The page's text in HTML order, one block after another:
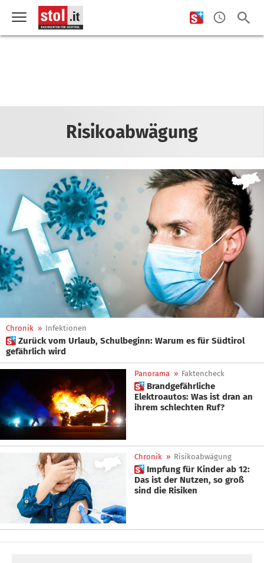
Risikoabwägung
Chronik » Infektionen
 Zurück vom Urlaub, Schulbeginn: Warum es für Südtirol
gefährlich wird
Panorama » Faktencheck
 Brandgefährliche
Elektroautos: Was ist dran an
ihrem schlechten Ruf?
Chronik » Risikoabwägung
 Impfung für Kinder ab 12:
Das ist der Nutzen, so groß
sind die Risiken